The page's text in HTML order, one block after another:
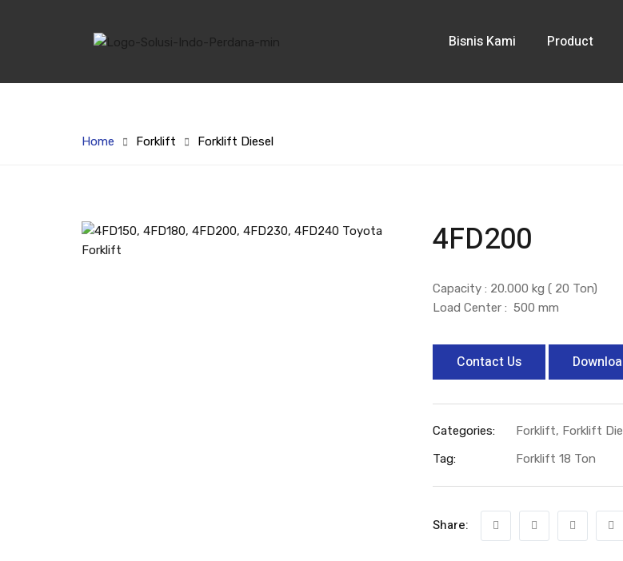
Bisnis Kami Product
Home Forklift Forklift Diesel
4FD200
Capacity : 20.000 kg ( 20 Ton)
Load Center : 500 mm
Contact Us
Categories: Forklift, Forklift
Tag:
Forklift 18 Ton
Share: